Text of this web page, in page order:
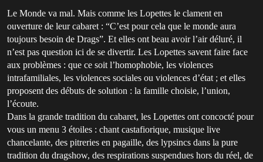
Le Monde va mal. Mais comme les Lopettes le clament en
ouverture de leur cabaret : “C’est pour cela que le monde aura
toujours besoin de Drags”. Et elles ont beau avoir l’air déluré, il
n’est pas question ici de se divertir. Les Lopettes savent faire face
aux problèmes : que ce soit l’homophobie, les violences
intrafamiliales, les violences sociales ou violences d’état ; et elles
proposent des débuts de solution : la famille choisie, l’union,
l’écoute.
Dans la grande tradition du cabaret, les Lopettes ont concocté pour
vous un menu 3 étoiles : chant castafiorique, musique live
chancelante, des pitreries en pagaille, des lypsincs dans la pure
tradition du dragshow, des respirations suspendues hors du réel, de